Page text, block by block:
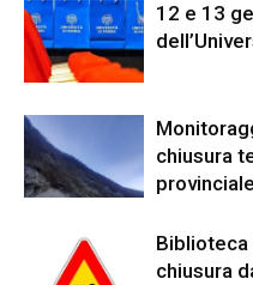
12 e 13
chiusura
Biblioteca
chiusura